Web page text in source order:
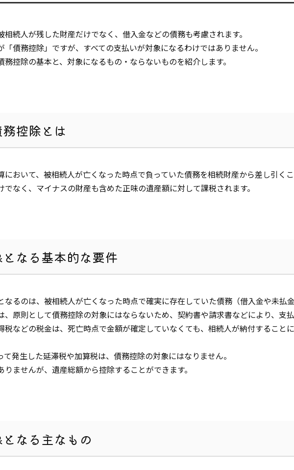
続人が残した財産だけでなく、借入金などの債務も考慮されます。
債務控除」ですが、すべての支払いが対象になるわけではありません。
控除の基本と、対象になるもの・ならないものを紹介します。
控除とは
おいて、被相続人が亡くなった時点で負っていた債務を相続財産から差し引くこ
なく、マイナスの財産も含めた正味の遺産額に対して課税されます。
なる基本的な要件
るのは、被相続人が亡くなった時点で確実に存在していた債務（借入金や未払金
原則として債務控除の対象にはならないため、契約書や請求書などにより、支
税などの税金は、死亡時点で金額が確定していなくても、相続人が納付すること
発生した延滞税や加算税は、債務控除の対象にはなりません。
ませんが、遺産総額から控除することができます。
なる主なもの